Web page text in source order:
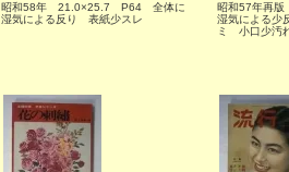
昭和58年 21.0×25.7 P64 全体に
湿気による反り 表紙少スレ
昭和57年再
湿気による少
ミ 小口少汚